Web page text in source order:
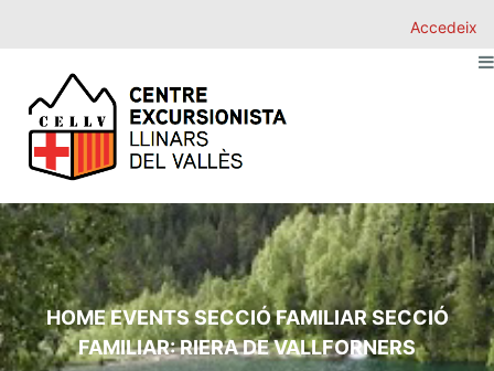
Accedeix
HOMEEVENTSSECCIÓ FAMILIARSECCIÓ
FAMILIAR: RIERA DE VALLFORNERS